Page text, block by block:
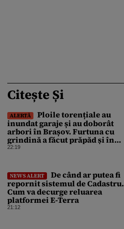
Citește Și
ALERTĂ
Ploile torențiale au
inundat garaje și au doborât
arbori în Brașov. Furtuna cu
grindină a făcut prăpăd și în
Bihor
22:19
NEWS ALERT
De când ar putea fi
repornit sistemul de Cadastru.
Cum va decurge reluarea
platformei E-Terra
21:12